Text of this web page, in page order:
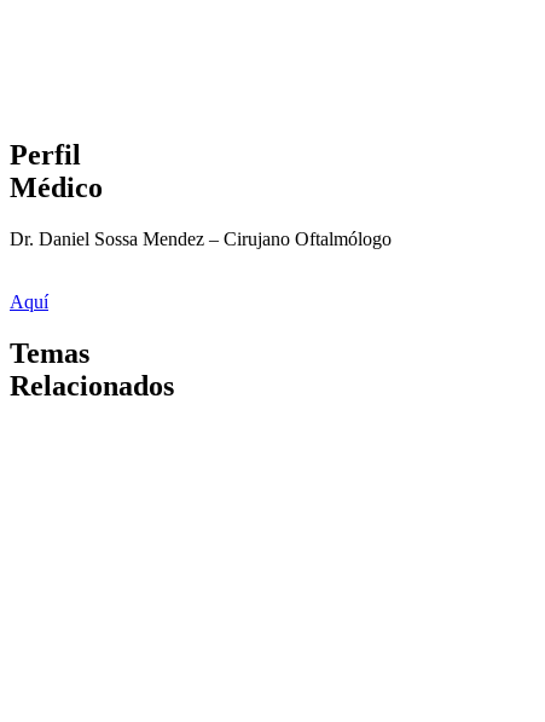
Perfil
Médico
Dr. Daniel Sossa Mendez – Cirujano Oftalmólogo
Aquí
Temas
Relacionados